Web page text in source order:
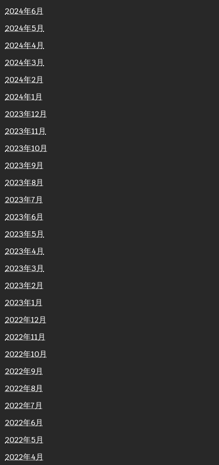
2024年6月
2024年5月
2024年4月
2024年3月
2024年2月
2024年1月
2023年12月
2023年11月
2023年10月
2023年9月
2023年8月
2023年7月
2023年6月
2023年5月
2023年4月
2023年3月
2023年2月
2023年1月
2022年12月
2022年11月
2022年10月
2022年9月
2022年8月
2022年7月
2022年6月
2022年5月
2022年4月